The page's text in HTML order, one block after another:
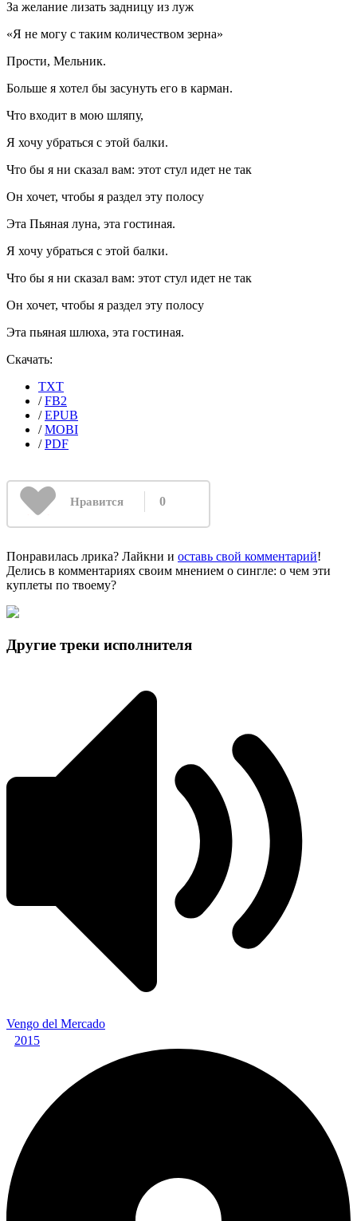
За желание лизать задницу из луж
«Я не могу с таким количеством зерна»
Прости, Мельник.
Больше я хотел бы засунуть его в карман.
Что входит в мою шляпу,
Я хочу убраться с этой балки.
Что бы я ни сказал вам: этот стул идет не так
Он хочет, чтобы я раздел эту полосу
Эта Пьяная луна, эта гостиная.
Я хочу убраться с этой балки.
Что бы я ни сказал вам: этот стул идет не так
Он хочет, чтобы я раздел эту полосу
Эта пьяная шлюха, эта гостиная.
Скачать:
TXT
/FB2
/EPUB
/MOBI
/PDF
Нравится 0
Понравилась лрика? Лайкни и оставь свой комментарий!
Делись в комментариях своим мнением о сингле: о чем эти
куплеты по твоему?
Другие треки исполнителя
Vengo del Mercado
2015